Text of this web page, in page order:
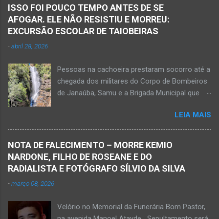
morreu e a outra vítima ficou gravemente
ferida e foi levada pelos socorristas do Samu
para o hospital na cidade de Monte Azul. Essa
do Suporte Aéreo Avançado de Vida (SAAV)
para unidade hospi...
ISSO FOI POUCO TEMPO ANTES DE SE
AFOGAR. ELE NÃO RESISTIU E MORREU:
EXCURSÃO ESCOLAR DE TAIOBEIRAS
-abril 28, 2026
Pessoas na cachoeira prestaram socorro até a
chegada dos militares do Corpo de Bombeiros
de Janaúba, Samu e a Brigada Municipal que
resistiu e foi a óbito Foto álbum pessoal Kauan
Pereira Alves publicou em sua rede social a
foto em que apreciava a Cachoeira Maria Rosa,
em Mato Verde, pouco tempo antes de se
afogar e depois vir a óbito nesta terça-feira, dia
socorrem estudante que se afogou em
LEIA MAIS
NOTA DE FALECIMENTO – MORRE KEMIO
NARDONE, FILHO DE ROSEANE E DO
RADIALISTA E FOTÓGRAFO SÍLVIO DA SILVA
-março 08, 2026
Velório no Memorial da Funerária Bom Pastor,